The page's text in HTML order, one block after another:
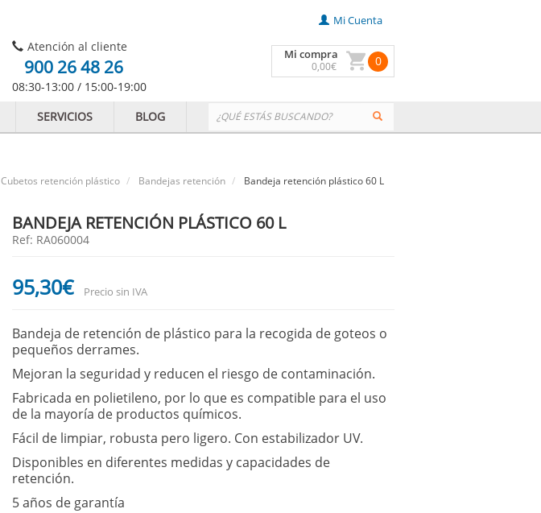
Atención al cliente
900 26 48 26
08:30-13:00 / 15:00-19:00
Mi Cuenta
Mi compra
0,00€ 0
SERVICIOS BLOG
Cubetos retención plástico Bandejas retención Bandeja retención plástico 60 L
BANDEJA RETENCIÓN PLÁSTICO 60 L
Ref: RA060004
95,30€ Precio sin IVA
Bandeja de retención de plástico para la recogida de goteos o
pequeños derrames.
Mejoran la seguridad y reducen el riesgo de contaminación.
Fabricada en polietileno, por lo que es compatible para el uso
de la mayoría de productos químicos.
Fácil de limpiar, robusta pero ligero. Con estabilizador UV.
Disponibles en diferentes medidas y capacidades de
retención.
5 años de garantía